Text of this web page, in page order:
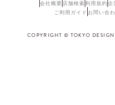
会社概要 店舗検索利用規約企
ご利用ガイド お問い合
COPYRIGHT © TOKYO